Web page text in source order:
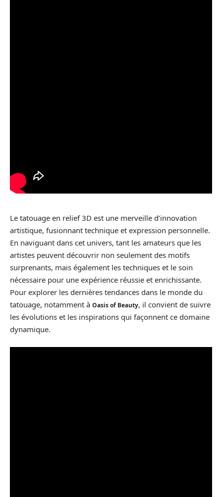
Le tatouage en relief 3D est une merveille d’innovation
artistique, fusionnant technique et expression personnelle.
En naviguant dans cet univers, tant les amateurs que les
artistes peuvent découvrir non seulement des motifs
surprenants, mais également les techniques et le soin
nécessaire pour une expérience réussie et enrichissante.
Pour explorer les dernières tendances dans le monde du
tatouage, notamment à Oasis of Beauty, il convient de suivre
les évolutions et les inspirations qui façonnent ce domaine
dynamique.